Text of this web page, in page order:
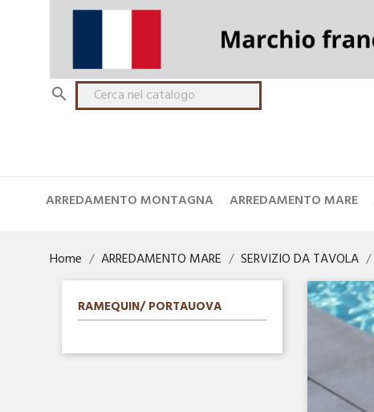

ARREDAMENTO MONTAGNA
ARREDAMENTO MARE
Home ARREDAMENTO MARE SERVIZIO DA TAVOLA
RAMEQUIN/ PORTAUOVA